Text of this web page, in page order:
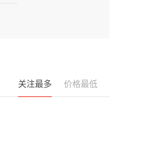
关注最多 价格最低